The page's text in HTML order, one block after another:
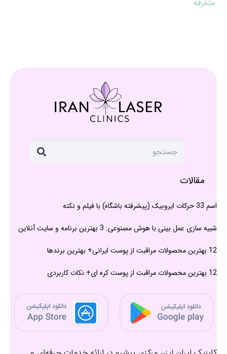
متفرقه
مقالات
اسم 33 حرکات ایروبیک (پیشرفته باشگاه) با فیلم و نکته
شبیه سازی عمل بینی با هوش مصنوعی: 3 بهترین برنامه و سایت آنلاین
12 بهترین محصولات مراقبت از پوست ایرانی+ بهترین برندها
12 بهترین محصولات مراقبت از پوست کره ای+ نکات کاربردی